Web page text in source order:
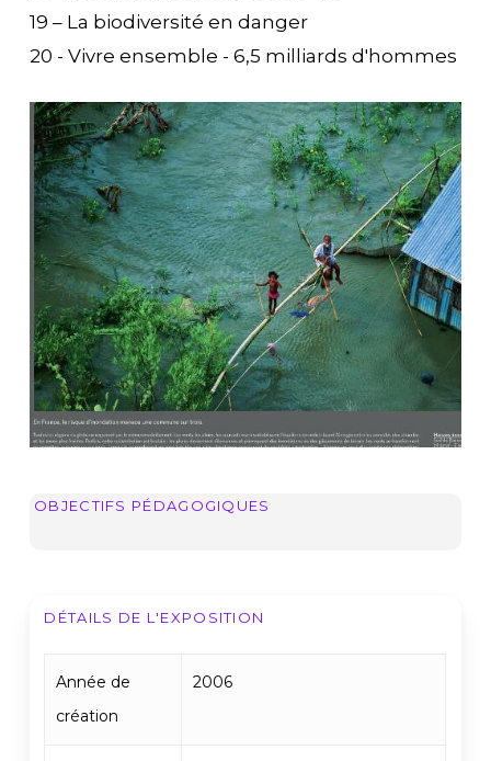
19 – La biodiversité en danger
20 - Vivre ensemble - 6,5 milliards d'hommes
OBJECTIFS PÉDAGOGIQUES
DÉTAILS DE L'EXPOSITION
Année de
création
2006